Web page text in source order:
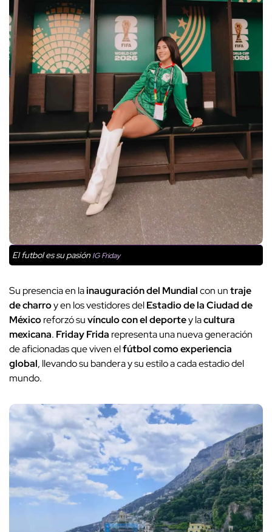
El futbol es su pasión IG Friday
Su presencia en lainauguración del Mundialcon untraje
de charroy en los vestidores delEstadio de la Ciudad de
Méxicoreforzó suvínculo con el deportey lacultura
mexicana. Friday Frida representa una nueva generación
de aficionadas que viven elfútbol como experiencia
global, llevando su bandera y su estilo a cada estadio del
mundo.